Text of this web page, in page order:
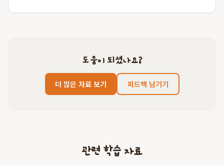
도움이 되셨나요?
더 많은 자료 보기 피드백 남기기
관련 학습 자료